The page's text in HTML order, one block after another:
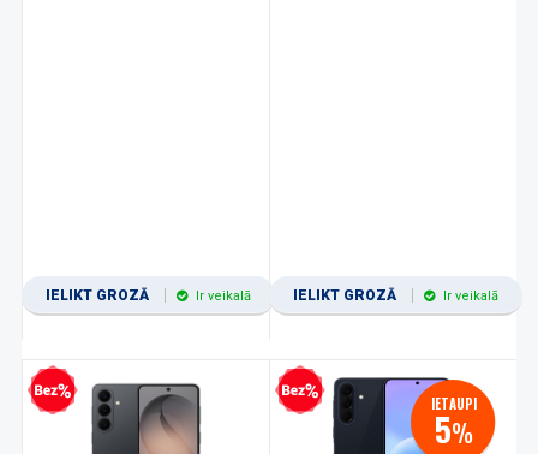
IELIKT GROZĀ Ir veikalā IELIKT GROZĀ Ir veikalā
kredīts Bezprocentu kredīts IETAUPI
5%